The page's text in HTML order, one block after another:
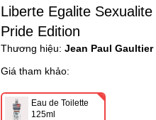
Liberte Egalite
Pride Edition
Thương hiệu: Jean Paul Gaultier
Giá tham khảo:
Eau de Toilette
125ml